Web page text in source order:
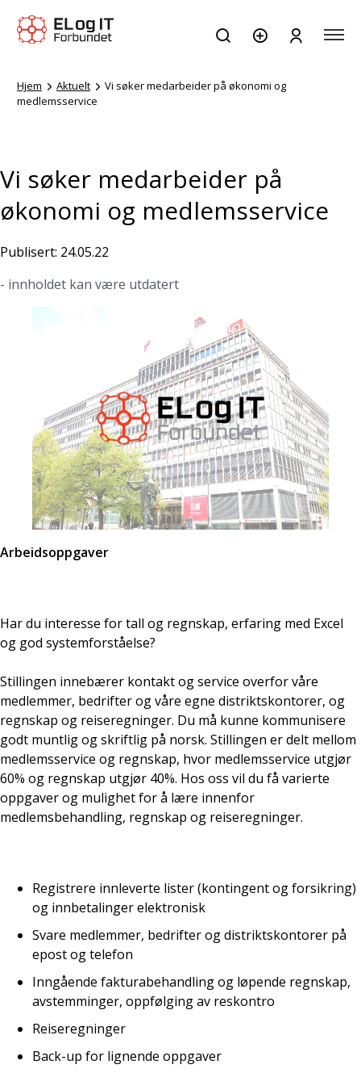
Hjem Aktuelt
Vi søker medarbeider på økonomi og
medlemsservice
Vi søker medarbeider på
økonomi og medlemsservice
Publisert: 24.05.22
- innholdet kan være utdatert
Arbeidsoppgaver
Har du interesse for tall og regnskap, erfaring med Excel
og god systemforståelse?
Stillingen innebærer kontakt og service overfor våre
medlemmer, bedrifter og våre egne distriktskontorer, og
regnskap og reiseregninger. Du må kunne kommunisere
godt muntlig og skriftlig på norsk. Stillingen er delt mellom
medlemsservice og regnskap, hvor medlemsservice utgjør
60% og regnskap utgjør 40%. Hos oss vil du få varierte
oppgaver og mulighet for å lære innenfor
medlemsbehandling, regnskap og reiseregninger.
Registrere innleverte lister (kontingent og forsikring)
og innbetalinger elektronisk
Svare medlemmer, bedrifter og distriktskontorer på
epost og telefon
Inngående fakturabehandling og løpende regnskap,
avstemminger, oppfølging av reskontro
Reiseregninger
Back-up for lignende oppgaver